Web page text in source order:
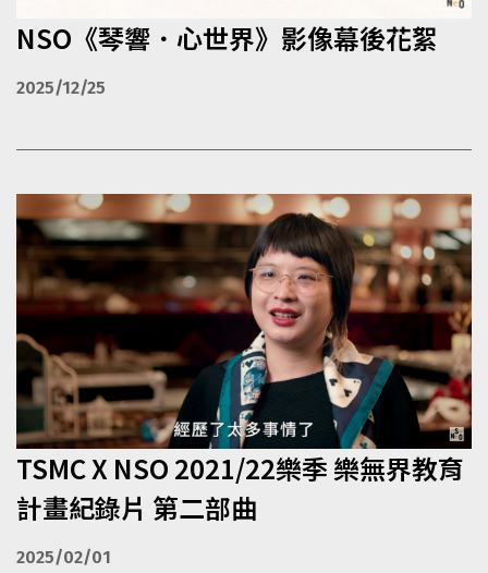
NSO《琴響．心世界》影像幕後花絮
2025/12/25
TSMC X NSO 2021/22樂季 樂無界教育
計畫紀錄片 第二部曲
2025/02/01